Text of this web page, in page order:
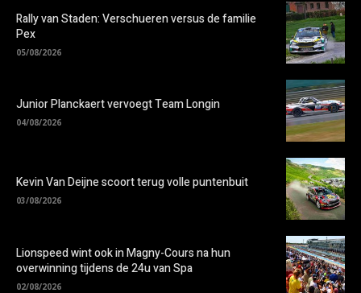
Rally van Staden: Verschueren versus de familie
Pex
05/08/2026
Junior Planckaert vervoegt Team Longin
04/08/2026
Kevin Van Deijne scoort terug volle puntenbuit
03/08/2026
Lionspeed wint ook in Magny-Cours na hun
overwinning tijdens de 24u van Spa
02/08/2026